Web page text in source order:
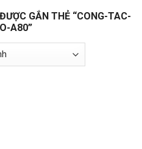
GẮN THẺ “CONG-TAC-
A80”